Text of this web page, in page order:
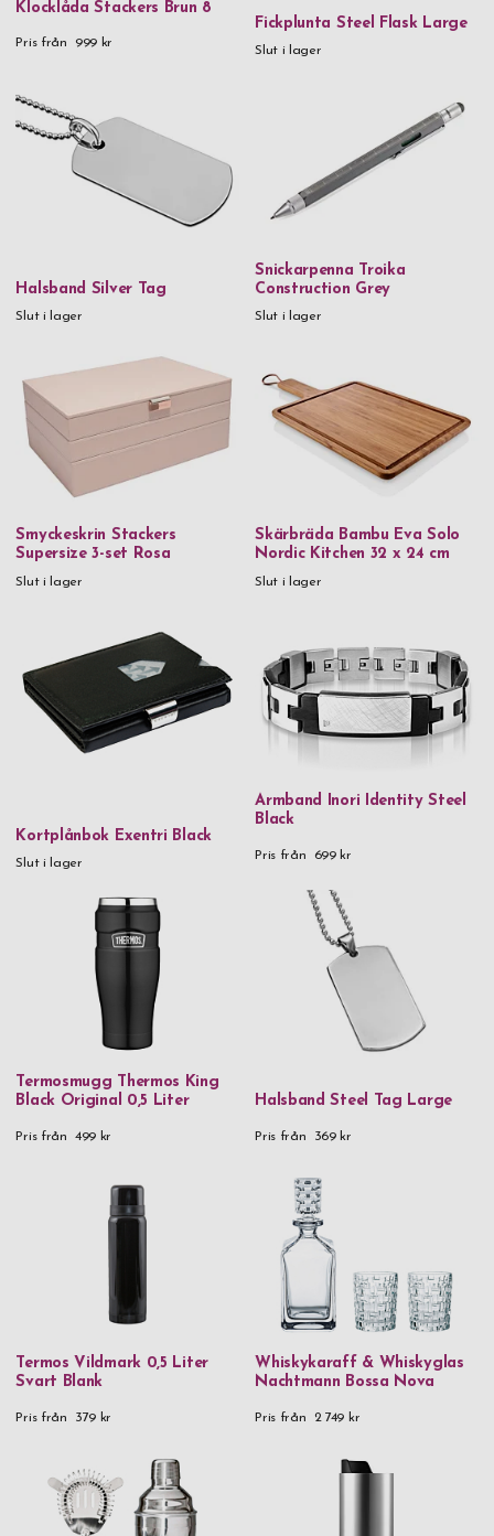
Metall & kristaller
Munblåst glas
Rostfritt stål
Rostfritt stål & björk
Rostfritt stål & 18k guld
Veganskt läder
Veganskt läder & glas
Vinglas
1 000 kr 1 999,99 kr
2 999,99 kr
3 000 krand above
Herr
Klocklåda Stackers Brun 8
Pris från 999 kr
Fickplunta Steel Flask Large
Slut i lager
Halsband Silver Tag
Slut i lager
Snickarpenna Troika
Construction Grey
Slut i lager
Smyckeskrin Stackers
Supersize 3-set Rosa
Slut i lager
Skärbräda Bambu Eva Solo
Nordic Kitchen 32 x 24 cm
Slut i lager
Kortplånbok Exentri Black
Slut i lager
Armband Inori Identity Steel
Black
Pris från 699 kr
Termosmugg Thermos King
Black Original 0,5 Liter
Pris från 499 kr
Halsband Steel Tag Large
Pris från 369 kr
Termos Vildmark 0,5 Liter
Svart Blank
Pris från 379 kr
Whiskykaraff & Whiskyglas
Nachtmann Bossa Nova
Pris från 2 749 kr